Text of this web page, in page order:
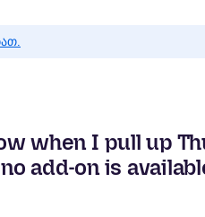
when I pull up
add-on is